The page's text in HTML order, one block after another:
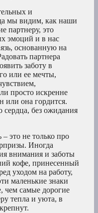
и
мы видим, как наши
партнеру, это
эмоций и в нас
основанную на
партнера
заботу в
или ее мечты,
просто искренне
или она гордится.
сердца, без ожидания
это не только про
Иногда
внимания и заботы
кофе, принесенный
уходом на работу,
маленькие знаки
чем самые дорогие
тепла и уюта, в